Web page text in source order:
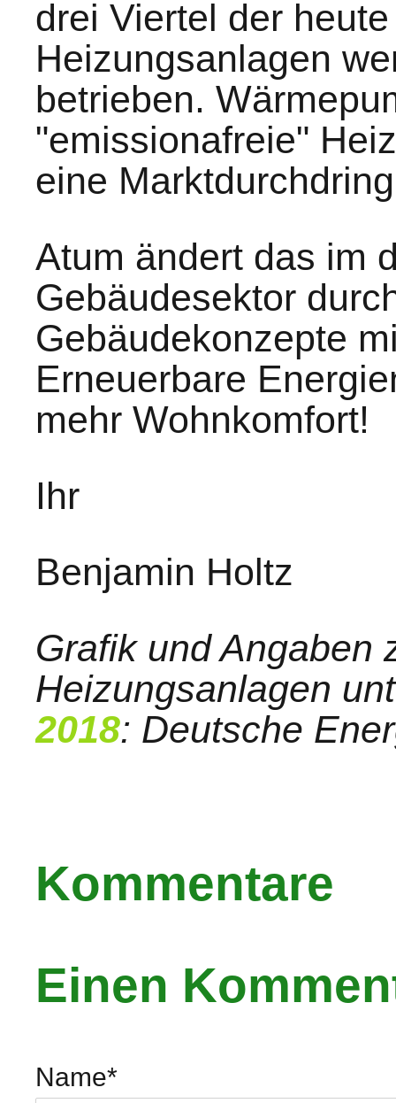
drei Viertel der
Heizungsanlagen
betrieben.
"emissionafreie"
eine
Atum ändert das im
Gebäudesektor
Gebäudekonzepte
Erneuerbare
mehr Wohnkomfort!
Ihr
Benjamin Holtz
Grafik und Angaben
Heizungsanlagen
2018: Deutsche
Kommentare
Einen
Name*